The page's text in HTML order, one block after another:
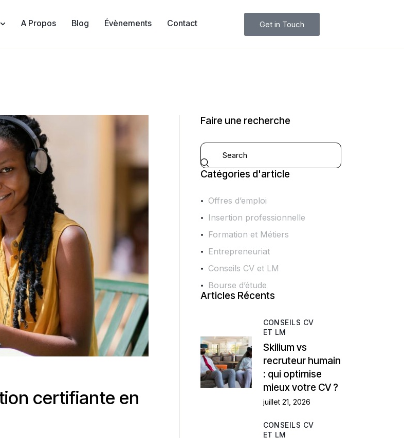
A Propos Blog Évènements Contact Get in Touch
certifiante en
Faire une recherche
Catégories d'article
Offres d’emploi
Insertion professionnelle
Formation et Métiers
Entrepreneuriat
Conseils CV et LM
Bourse d’étude
Articles Récents
CONSEILS CV
ET LM
Skilium vs
recruteur humain
: qui optimise
mieux votre CV ?
juillet 21, 2026
CONSEILS CV
ET LM